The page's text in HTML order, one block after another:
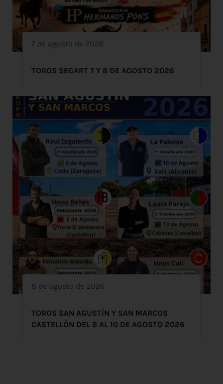
7 de agosto de 2026
TOROS SEGART 7 Y 8 DE AGOSTO 2026
8 de agosto de 2026
TOROS SAN AGUSTÍN Y SAN MARCOS
CASTELLÓN DEL 8 AL 10 DE AGOSTO 2026